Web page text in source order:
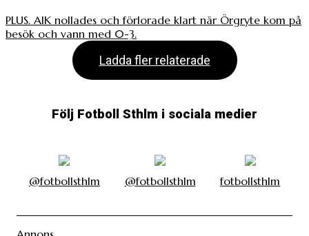
PLUS. AIK nollades och förlorade klart när Örgryte kom på
besök och vann med 0-3.
Ladda fler relaterade
Följ Fotboll Sthlm i sociala medier
@fotbollsthlm @fotbollsthlm fotbollsthlm